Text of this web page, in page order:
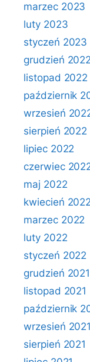
marzec 2023
luty 2023
styczeń 2023
grudzień 2022
listopad 2022
październik
wrzesień
sierpień 2022
lipiec 2022
czerwiec
maj 2022
kwiecień 2022
marzec 2022
luty 2022
styczeń 2022
grudzień 2021
listopad 2021
październik
wrzesień 2021
sierpień 2021